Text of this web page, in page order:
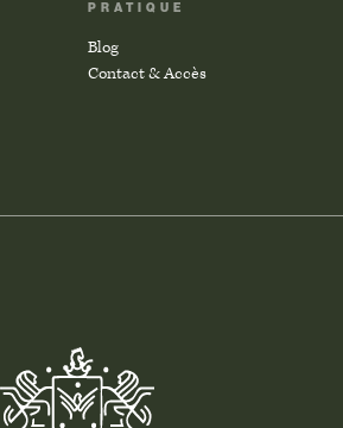
PRATIQUE
Blog
Contact & Accès